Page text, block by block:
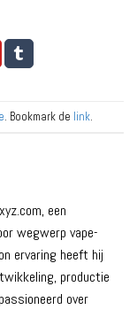
. Bookmark de link.
een
wegwerp vape-
ervaring heeft hij
productie
over